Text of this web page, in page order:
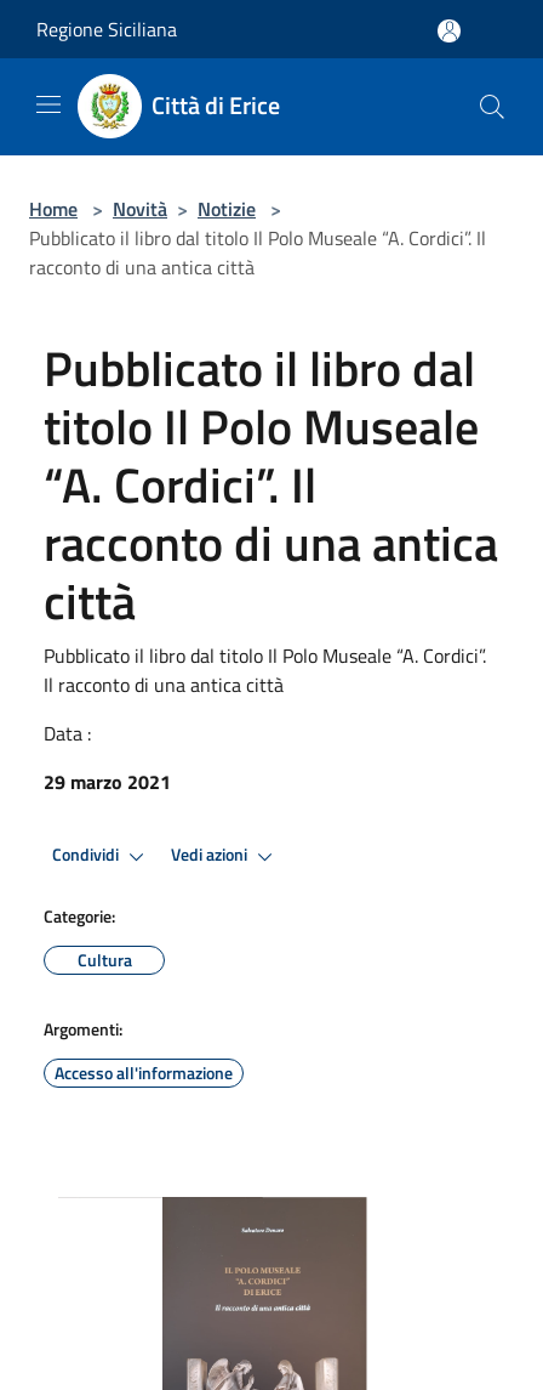
Regione Siciliana
Città di Erice
Home > Novità > Notizie >
Pubblicato il libro dal titolo Il Polo Museale “A. Cordici”. Il
racconto di una antica città
Pubblicato il libro dal
titolo Il Polo Museale
“A. Cordici”. Il
racconto di una antica
città
Pubblicato il libro dal titolo Il Polo Museale “A. Cordici”.
Il racconto di una antica città
Data :
29 marzo 2021
Condividi Vedi azioni
Categorie:
Cultura
Argomenti:
Accesso all'informazione